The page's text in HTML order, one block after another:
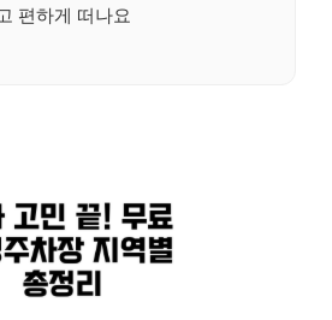
편하게 떠나요